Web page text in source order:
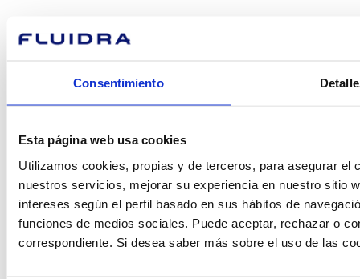
Consentimiento
Esta página web usa cookies
Utilizamos cookies, propias y de terceros, para asegurar el
nuestros servicios, mejorar su experiencia en nuestro sitio
intereses según el perfil basado en sus hábitos de
funciones de medios sociales. Puede aceptar, rechazar o
correspondiente. Si desea saber más sobre el uso de las
ayudarte?
Contacto
Encuentre Fluidra
en su país